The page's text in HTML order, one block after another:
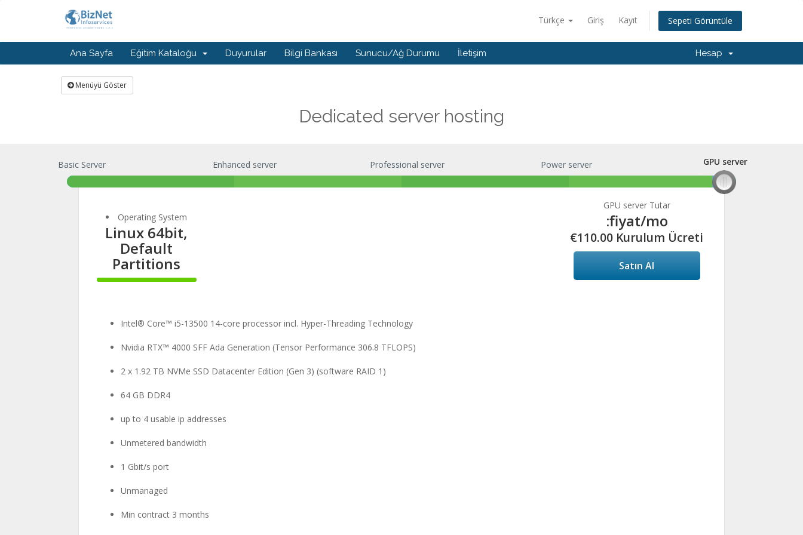
Türkçe Giriş Kayıt Sepeti Görüntüle
Ana Sayfa Eğitim Kataloğu Duyurular Bilgi Bankası Sunucu/Ağ Durumu İletişim Hesap
Menüyü Göster
Dedicated server hosting
GPU server
Basic Server Enhanced server Professional server Power server GPU server
Operating System
Linux 64bit,
Default
Partitions
100%
GPU server Tutar
:fiyat/mo
€110.00 Kurulum Ücreti
Satın Al
Intel® Core™ i5-13500 14-core processor incl. Hyper-Threading Technology
Nvidia RTX™ 4000 SFF Ada Generation (Tensor Performance 306.8 TFLOPS)
2 x 1.92 TB NVMe SSD Datacenter Edition (Gen 3) (software RAID 1)
64 GB DDR4
up to 4 usable ip addresses
Unmetered bandwidth
1 Gbit/s port
Unmanaged
Min contract 3 months